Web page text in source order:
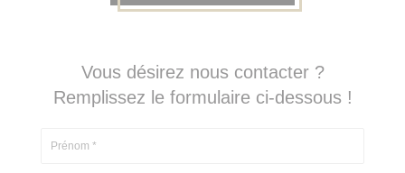
Vous désirez nous contacter ?
Remplissez le formulaire ci-dessous !